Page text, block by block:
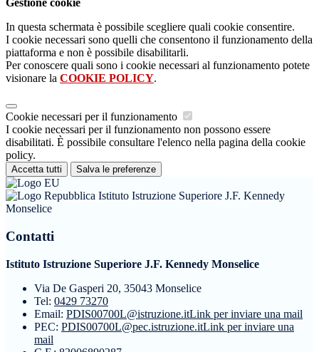
Gestione cookie
In questa schermata è possibile scegliere quali cookie consentire.
I cookie necessari sono quelli che consentono il funzionamento della
piattaforma e non è possibile disabilitarli.
Per conoscere quali sono i cookie necessari al funzionamento potete
visionare la COOKIE POLICY.
Cookie necessari per il funzionamento
I cookie necessari per il funzionamento non possono essere
disabilitati. È possibile consultare l'elenco nella pagina della cookie
policy.
Accetta tutti Salva le preferenze
Istituto Istruzione Superiore J.F. Kennedy
Monselice
Contatti
Istituto Istruzione Superiore J.F. Kennedy Monselice
Via De Gasperi 20, 35043 Monselice
Tel: 0429 73270
Email: PDIS00700L@istruzione.itLink per inviare una mail
PEC: PDIS00700L@pec.istruzione.itLink per inviare una
mail